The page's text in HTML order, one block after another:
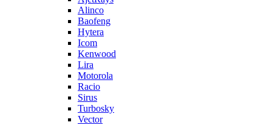
Alinco
Baofeng
Hytera
Icom
Kenwood
Lira
Motorola
Racio
Sirus
Turbosky
Vector